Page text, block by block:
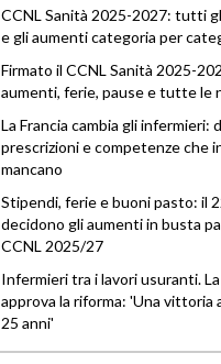
CCNL Sanità 2025-2027: tutti
e gli aumenti categoria per
Firmato il CCNL Sanità 2025-
aumenti, ferie, pause e tutte le
La Francia cambia gli infermieri:
prescrizioni e competenze che
mancano
Stipendi, ferie e buoni pasto: il
decidono gli aumenti in busta
CCNL 2025/27
Infermieri tra i lavori usuranti.
approva la riforma: 'Una vittoria
25 anni'